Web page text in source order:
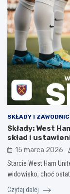
SKŁADY I
Składy: West
skład i
15 marca 2026
Starcie West Ham
widowisko, choć
Czytaj dalej